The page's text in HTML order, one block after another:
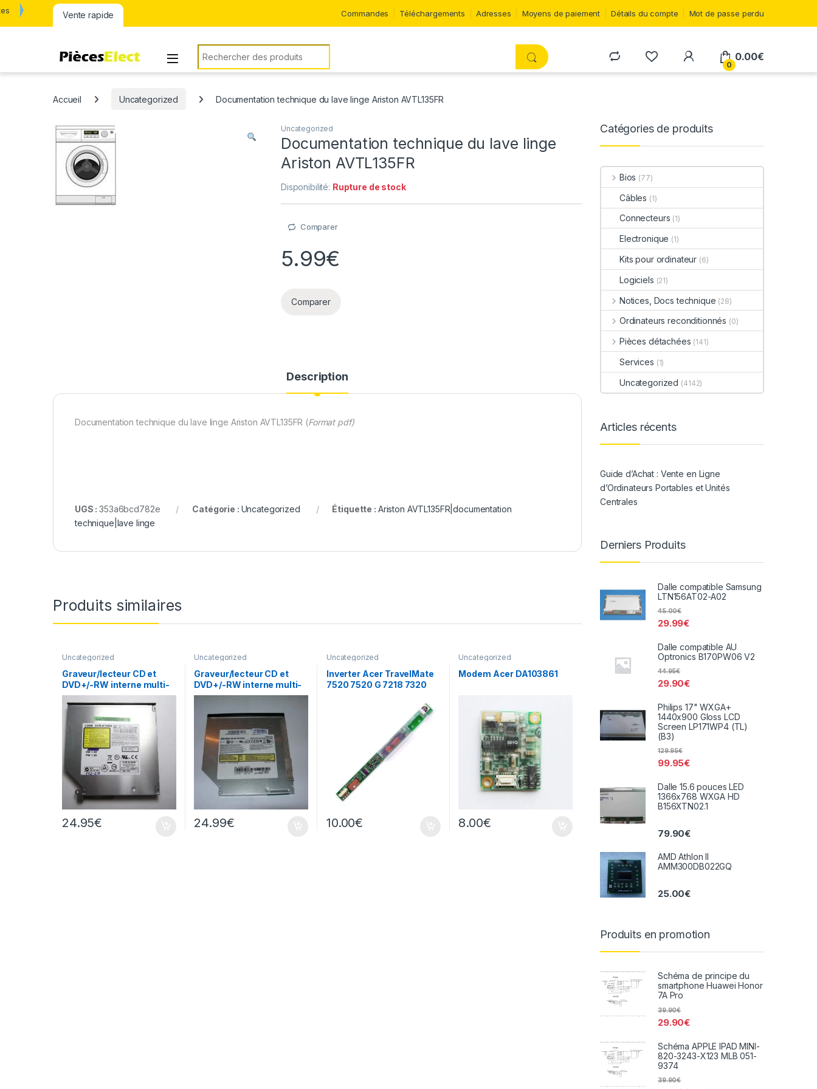
Vente rapide Commandes Téléchargements Adresses Moyens de paiement Détails du compte Mot de passe perdu
Rechercher:
0
0.00€
Accueil Uncategorized Documentation technique du lave linge Ariston AVTL135FR
Uncategorized
Documentation technique du lave linge
Ariston AVTL135FR
Disponibilité: Rupture de stock
Comparer
5.99€
Comparer
Description
Documentation technique du lave linge Ariston AVTL135FR (Format pdf)
UGS :353a6bcd782e Catégorie : Uncategorized Étiquette : Ariston AVTL135FR|documentation
technique|lave linge
Produits similaires
Uncategorized
Graveur/lecteur CD et
DVD+/-RW interne multi-
recorder portable DVR-
K16RS
24.95€
Uncategorized
Graveur/lecteur CD et
DVD+/-RW interne multi-
recorder portable SN-
24.99€
Uncategorized
Inverter Acer TravelMate
7520 7520 G 7218 7320
10.00€
Uncategorized
Modem Acer DA103861
8.00€
Catégories de produits
Bios (77)
Câbles (1)
Connecteurs (1)
Electronique (1)
Kits pour ordinateur (6)
Logiciels (21)
Notices, Docs technique (28)
Ordinateurs reconditionnés (0)
Pièces détachées (141)
Services (1)
Uncategorized (4142)
Articles récents
Guide d’Achat : Vente en Ligne
d’Ordinateurs Portables et Unités
Centrales
Derniers Produits
Dalle compatible Samsung
LTN156AT02-A02
29.99€
45.00€
Dalle compatible AU
Optronics B170PW06 V2
29.90€
44.95€
Philips 17" WXGA+
1440x900 Gloss LCD
Screen LP171WP4 (TL)
(B3)
99.95€
129.95€
Dalle 15.6 pouces LED
1366x768 WXGA HD
B156XTN02.1
79.90€
AMD Athlon II
AMM300DB022GQ
25.00€
Produits en promotion
Schéma de principe du
smartphone Huawei Honor
7A Pro
29.90€
39.90€
Schéma APPLE IPAD MINI-
820-3243-X123 MLB 051-
9374
39.90€